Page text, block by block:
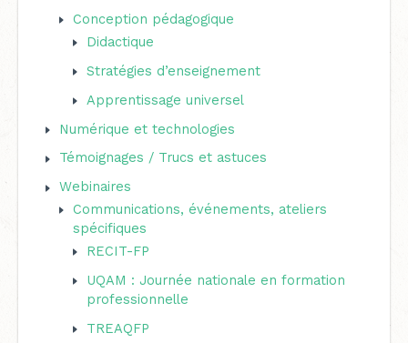
Conception pédagogique
Didactique
Stratégies d’enseignement
Apprentissage universel
Numérique et technologies
Témoignages / Trucs et astuces
Webinaires
Communications, événements, ateliers
spécifiques
RECIT-FP
UQAM : Journée nationale en formation
professionnelle
TREAQFP